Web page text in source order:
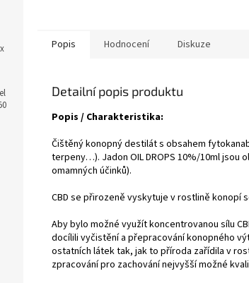
Popis Hodnocení Diskuze
Detailní popis produktu
Popis / Charakteristika:
Čištěný konopný destilát s obsahem
terpeny…). Jadon OIL DROPS 10%/10ml jsou
omamných účinků).
CBD se přirozeně vyskytuje v rostlině
Aby bylo možné využít koncentrovanou sílu
docílili vyčistění a přepracování konopného
ostatních látek tak, jak to příroda zařídila v
zpracování pro zachování nejvyšší možné